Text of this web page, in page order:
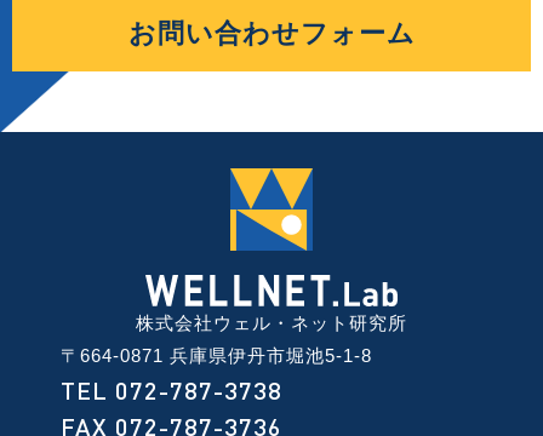
お問い合わせフォーム
株式会社ウェル・ネット研究所
〒664-0871 兵庫県伊丹市堀池5-1-8
TEL 072-787-3738
FAX 072-787-3736